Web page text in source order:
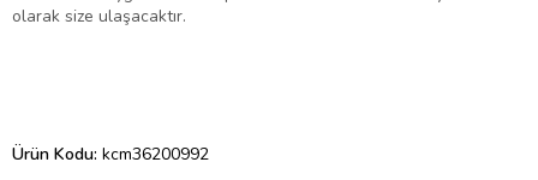
olarak size ulaşacaktır.
Ürün Kodu: kcm36200992